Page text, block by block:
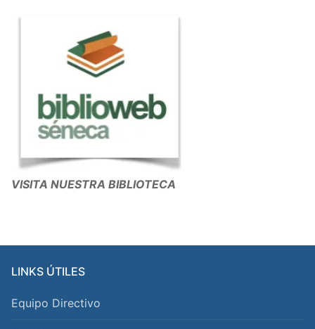
VISITA NUESTRA BIBLIOTECA
LINKS ÚTILES
Equipo Directivo